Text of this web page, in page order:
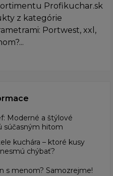
Profikuchar.sk
z kategórie
Portwest, xxl,
Moderné a štýlové
súčasným hitom
kuchára – ktoré kusy
chýbať?
s menom? Samozrejme!